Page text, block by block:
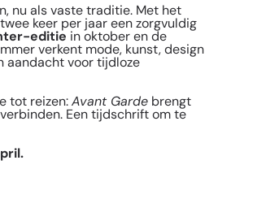
nu als vaste traditie. Met het
keer per jaar een zorgvuldig
editie in oktober en de
verkent mode, kunst, design
aandacht voor tijdloze
tot reizen:Avant Gardebrengt
Een tijdschrift om te